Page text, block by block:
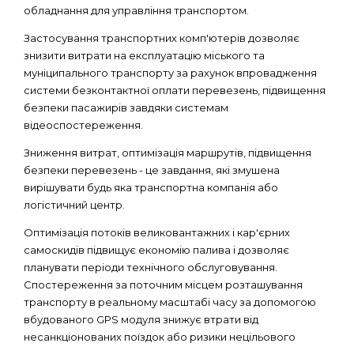
обладнання для управління транспортом.
Застосування транспортних комп'ютерів дозволяє
знизити витрати на експлуатацію міського та
муніципального транспорту за рахунок впровадження
системи безконтактної оплати перевезень, підвищення
безпеки пасажирів завдяки системам
відеоспостереження.
Зниження витрат, оптимізація маршрутів, підвищення
безпеки перевезень - це завдання, які змушена
вирішувати будь яка транспортна компанія або
логістичний центр.
Оптимізація потоків великовантажних і кар'єрних
самоскидів підвищує економію палива і дозволяє
планувати періоди технічного обслуговування.
Спостереження за поточним місцем розташування
транспорту в реальному масштабі часу за допомогою
вбудованого GPS модуля знижує втрати від
несанкціонованих поїздок або ризики нецільового